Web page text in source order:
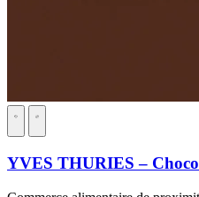
YVES THURIES –